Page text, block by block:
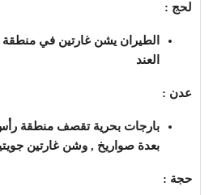
لحج :
الطيران يشن غارتين في منطقة
العند
عدن :
بارجات بحرية تقصف منطقة
بعدة صواريخ , وشن غارتين
حجة :